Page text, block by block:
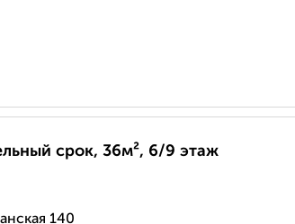
срок, 36м², 6/9 этаж
140